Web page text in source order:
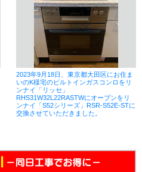
2023年9月18日、東京都大田区にお住ま
いのK様宅のビルトインガスコンロをリ
ンナイ「リッセ」
RHS31W32L22RASTWにオーブンをリ
ンナイ「S52シリーズ」RSR-S52E-STに
交換させていただきました。